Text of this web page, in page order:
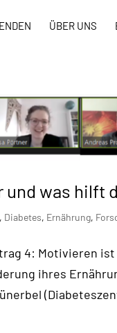
ÜBER UNS
und was
, Diabetes, Ernährung,
4: Motivieren
ihres